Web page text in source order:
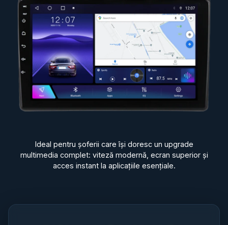
Ideal pentru șoferii care își doresc un upgrade
multimedia complet: viteză modernă, ecran superior și
acces instant la aplicațiile esențiale.